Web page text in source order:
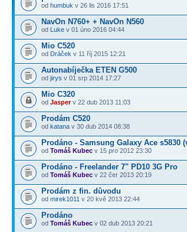
od humbuk v 26 lis 2016 17:51
NavOn N760+ + NavOn N560
od Luke v 01 úno 2016 04:44
Mio C520
od Dráček v 11 říj 2015 12:21
Autonabíječka ETEN G500
od jirys v 01 srp 2014 17:27
Mio C320
od Jasperv 22 dub 2013 11:03
Prodám C520
od katana v 30 dub 2014 08:38
Prodáno - Samsung Galaxy Ace s5830
od Tomáš Kubec v 15 pro 2012 23:30
Prodáno - Freelander 7" PD10 3G Pro
od Tomáš Kubec v 22 čer 2013 20:19
Prodám z fin. důvodu
od mirek1011 v 20 kvě 2013 22:44
Prodáno
od Tomáš Kubec v 02 dub 2013 20:21